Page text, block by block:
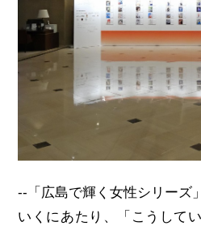
--「広島で輝く女性シリーズ
いくにあたり、「こうして